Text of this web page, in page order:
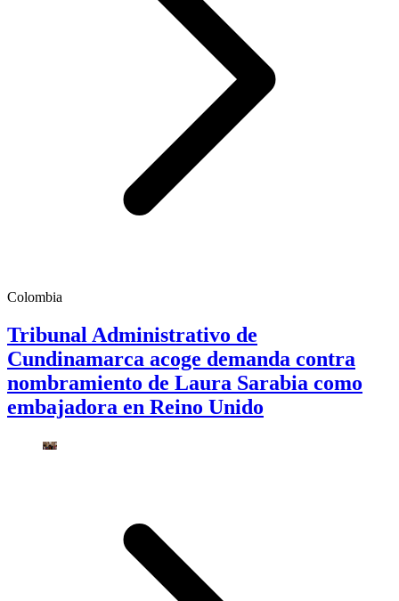
Colombia
Tribunal Administrativo de
Cundinamarca acoge demanda contra
nombramiento de Laura Sarabia como
embajadora en Reino Unido